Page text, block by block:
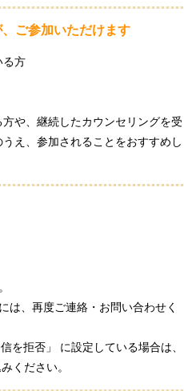
ご参加いただけます
る方
や、継続したカウンセリングを受
え、参加されることをおすすめし
は、再度ご連絡・お問い合わせく
を拒否」 に設定している場合は、
ください。